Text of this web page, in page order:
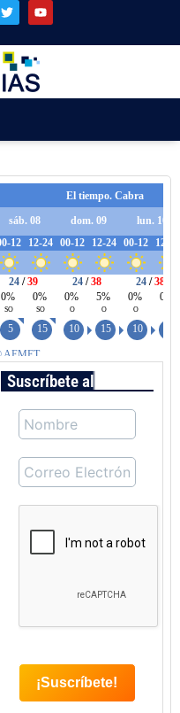
Suscríbete al boletín